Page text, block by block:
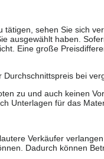
tätigen, sehen Sie sich
ausgewählt haben.
Eine große
bei
zu und auch keinen
Unterlagen für das
Verkäufer
Dadurch können